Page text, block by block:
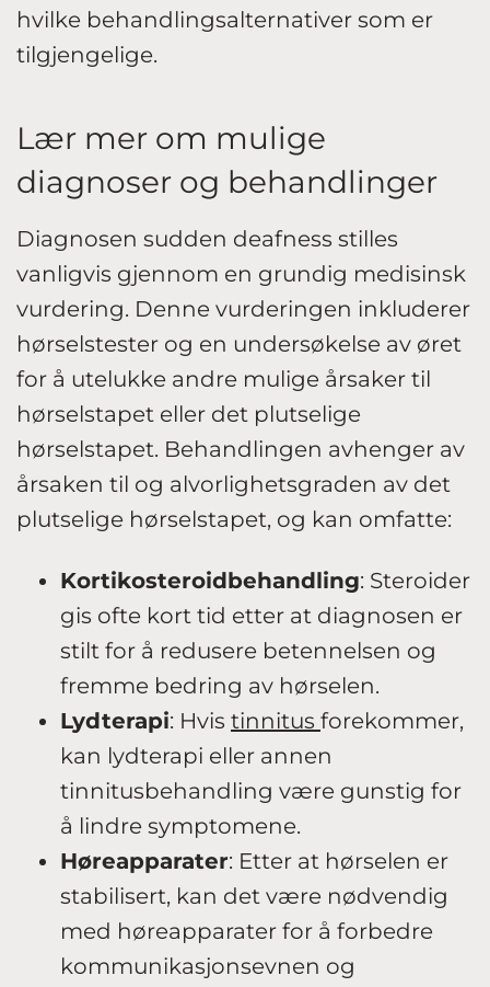
hvilke behandlingsalternativer som er
tilgjengelige.
Lær mer om mulige
diagnoser og behandlinger
Diagnosen sudden deafness stilles
vanligvis gjennom en grundig medisinsk
vurdering. Denne vurderingen inkluderer
hørselstester og en undersøkelse av øret
for å utelukke andre mulige årsaker til
hørselstapet eller det plutselige
hørselstapet. Behandlingen avhenger av
årsaken til og alvorlighetsgraden av det
plutselige hørselstapet, og kan omfatte:
Kortikosteroidbehandling: Steroider
gis ofte kort tid etter at diagnosen er
stilt for å redusere betennelsen og
fremme bedring av hørselen.
Lydterapi: Hvis tinnitus forekommer,
kan lydterapi eller annen
tinnitusbehandling være gunstig for
å lindre symptomene.
Høreapparater: Etter at hørselen er
stabilisert, kan det være nødvendig
med høreapparater for å forbedre
kommunikasjonsevnen og